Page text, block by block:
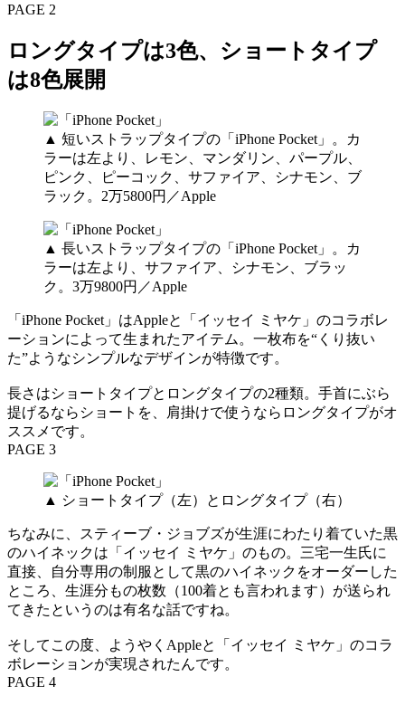
PAGE 2
ロングタイプは3色、ショートタイプ
は8色展開
▲ 短いストラップタイプの「iPhone Pocket」。カ
ラーは左より、レモン、マンダリン、パープル、
ピンク、ピーコック、サファイア、シナモン、ブ
ラック。2万5800円／Apple
▲ 長いストラップタイプの「iPhone Pocket」。カ
ラーは左より、サファイア、シナモン、ブラッ
ク。3万9800円／Apple
「iPhone Pocket」はAppleと「イッセイ ミヤケ」のコラボレ
ーションによって生まれたアイテム。一枚布を“くり抜い
た”ようなシンプルなデザインが特徴です。
長さはショートタイプとロングタイプの2種類。手首にぶら
提げるならショートを、肩掛けで使うならロングタイプがオ
ススメです。
PAGE 3
▲ ショートタイプ（左）とロングタイプ（右）
ちなみに、スティーブ・ジョブズが生涯にわたり着ていた黒
のハイネックは「イッセイ ミヤケ」のもの。三宅一生氏に
直接、自分専用の制服として黒のハイネックをオーダーした
ところ、生涯分もの枚数（100着とも言われます）が送られ
てきたというのは有名な話ですね。
そしてこの度、ようやくAppleと「イッセイ ミヤケ」のコラ
ボレーションが実現されたんです。
PAGE 4